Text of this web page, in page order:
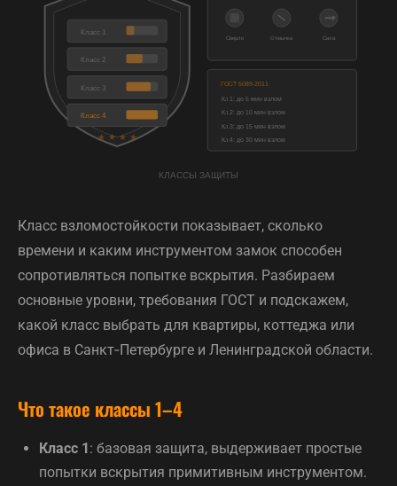
Класс взломостойкости показывает, сколько
времени и каким инструментом замок способен
сопротивляться попытке вскрытия. Разбираем
основные уровни, требования ГОСТ и подскажем,
какой класс выбрать для квартиры, коттеджа или
офиса в Санкт‑Петербурге и Ленинградской области.
Что такое классы 1–4
Класс 1: базовая защита, выдерживает простые
попытки вскрытия примитивным инструментом.